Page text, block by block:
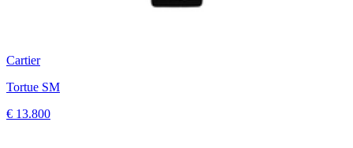
Cartier
Tortue SM
€ 13.800